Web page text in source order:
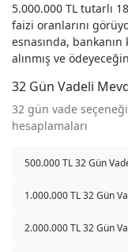
5.000.000 TL tutarlı
faizi oranlarını
esnasında,
alınmış ve
32 Gün Vadeli
32 gün vade
hesaplamaları
500.000 TL 32 Gün
1.000.000 TL 32 Gün
2.000.000 TL 32 Gün